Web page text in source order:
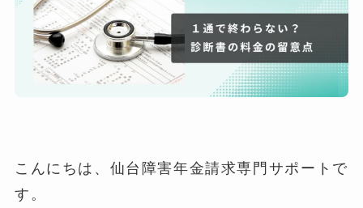
こんにちは、仙台障害年金請求専門サポートで
す。